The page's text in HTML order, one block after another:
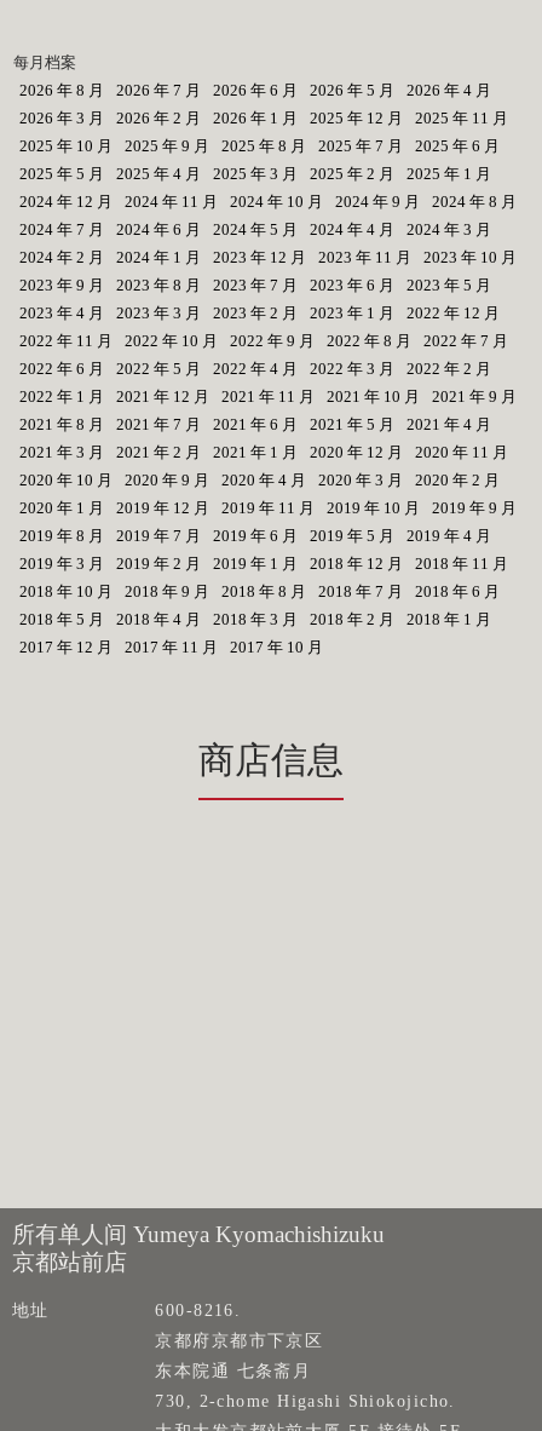
每月档案
2026 年 8 月
2026 年 7 月 2026 年 6 月 2026 年 5 月
2026 年 4 月
2026 年 3 月
2026 年 2 月 2026 年 1 月 2025 年 12 月
2025 年 11 月
2025 年 10 月
2025 年 9 月 2025 年 8 月 2025 年 7 月
2025 年 6 月
2025 年 5 月
2025 年 4 月 2025 年 3 月 2025 年 2 月
2025 年 1 月
2024 年 12 月
2024 年 11 月 2024 年 10 月 2024 年 9 月
2024 年 8 月
2024 年 7 月
2024 年 6 月 2024 年 5 月 2024 年 4 月
2024 年 3 月
2024 年 2 月
2024 年 1 月 2023 年 12 月 2023 年 11 月
2023 年 10 月
2023 年 9 月
2023 年 8 月 2023 年 7 月 2023 年 6 月
2023 年 5 月
2023 年 4 月
2023 年 3 月 2023 年 2 月 2023 年 1 月
2022 年 12 月
2022 年 11 月
2022 年 10 月 2022 年 9 月 2022 年 8 月
2022 年 7 月
2022 年 6 月
2022 年 5 月 2022 年 4 月 2022 年 3 月
2022 年 2 月
2022 年 1 月
2021 年 12 月 2021 年 11 月 2021 年 10 月
2021 年 9 月
2021 年 8 月
2021 年 7 月 2021 年 6 月 2021 年 5 月
2021 年 4 月
2021 年 3 月
2021 年 2 月 2021 年 1 月 2020 年 12 月
2020 年 11 月
2020 年 10 月
2020 年 9 月 2020 年 4 月 2020 年 3 月
2020 年 2 月
2020 年 1 月
2019 年 12 月 2019 年 11 月 2019 年 10 月
2019 年 9 月
2019 年 8 月
2019 年 7 月 2019 年 6 月 2019 年 5 月
2019 年 4 月
2019 年 3 月
2019 年 2 月 2019 年 1 月 2018 年 12 月
2018 年 11 月
2018 年 10 月
2018 年 9 月 2018 年 8 月 2018 年 7 月
2018 年 6 月
2018 年 5 月
2018 年 4 月 2018 年 3 月 2018 年 2 月
2018 年 1 月
2017 年 12 月
2017 年 11 月 2017 年 10 月
商店信息
所有单人间 Yumeya Kyomachishizuku
京都站前店
地址
600-8216.
京都府京都市下京区
东本院通 七条斋月
730, 2-chome Higashi Shiokojicho.